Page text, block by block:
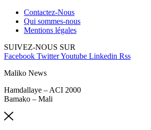
Contactez-Nous
Qui sommes-nous
Mentions légales
SUIVEZ-NOUS SUR
Facebook TwitterYoutube Linkedin Rss
Maliko News
Hamdallaye – ACI 2000
Bamako – Mali